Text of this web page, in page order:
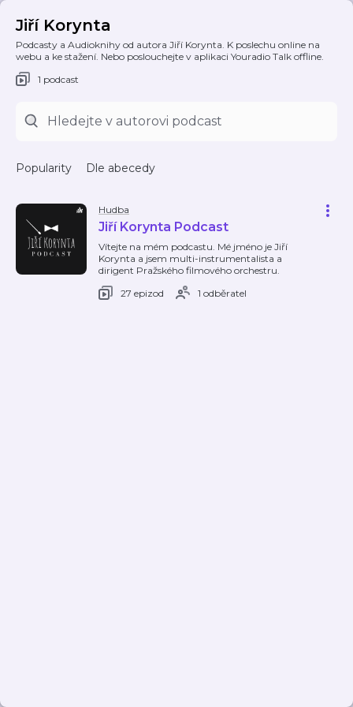
Jiří Korynta
Podcasty a Audioknihy od autora Jiří Korynta. K poslechu online na
webu a ke stažení. Nebo poslouchejte v aplikaci Youradio Talk offline.
1 podcast
Popularity Dle abecedy
Hudba
Jiří Korynta Podcast
Vítejte na mém podcastu. Mé jméno je Jiří
Korynta a jsem multi-instrumentalista a
dirigent Pražského filmového orchestru.
27 epizod
1 odběratel